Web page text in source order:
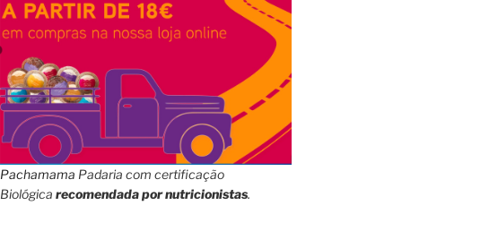
Pachamama Padaria com certificação
Biológica recomendada por nutricionistas.